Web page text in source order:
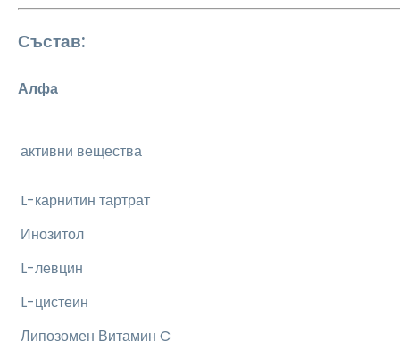
Състав:
Алфа
активни вещества
L-карнитин тартрат
Инозитол
L-левцин
L-цистеин
Липозомен Витамин C